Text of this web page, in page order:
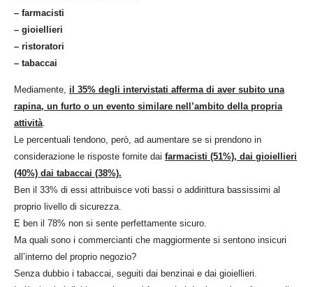
– farmacisti
– gioiellieri
– ristoratori
– tabaccai
Mediamente, il 35% degli intervistati afferma di aver subito una
rapina, un furto o un evento similare nell’ambito della propria
attività.
Le percentuali tendono, però, ad aumentare se si prendono in
considerazione le risposte fornite dai farmacisti (51%), dai gioiellieri
(40%) dai tabaccai (38%).
Ben il 33% di essi attribuisce voti bassi o addirittura bassissimi al
proprio livello di sicurezza.
E ben il 78% non si sente perfettamente sicuro.
Ma quali sono i commercianti che maggiormente si sentono insicuri
all’interno del proprio negozio?
Senza dubbio i tabaccai, seguiti dai benzinai e dai gioiellieri.